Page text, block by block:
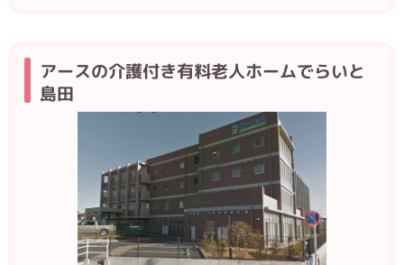
アースの介護付き有料老人ホームでらいと
島田